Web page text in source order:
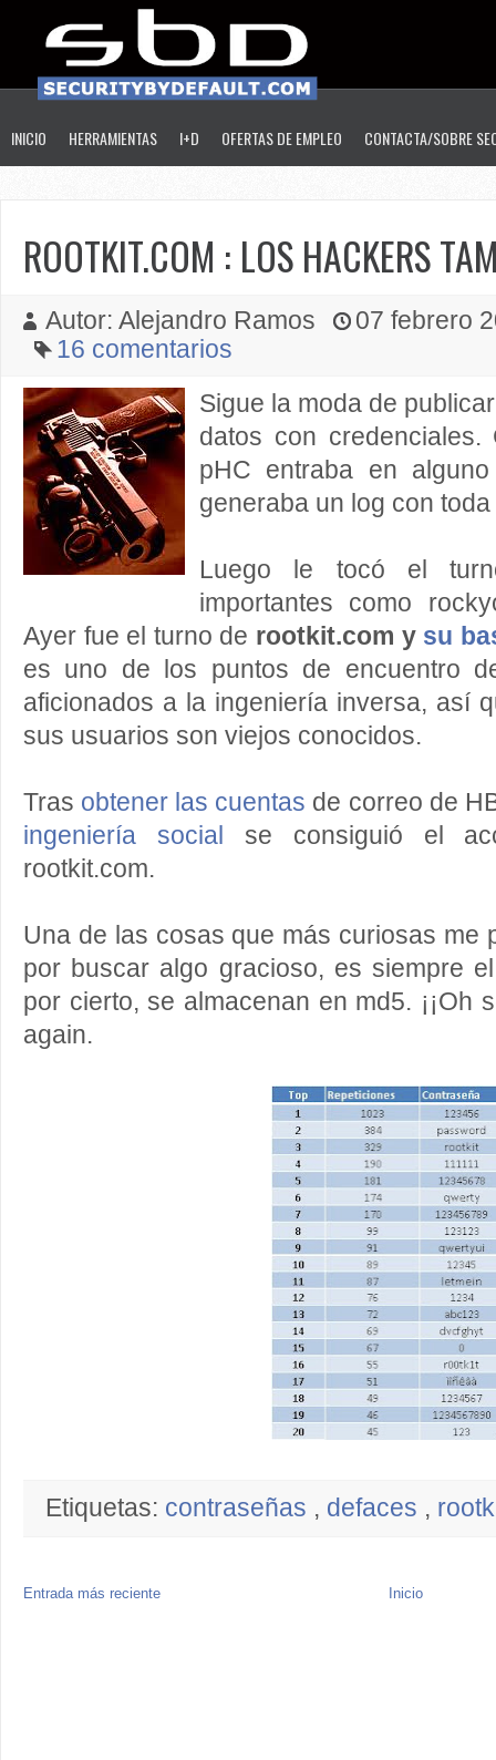
INICIO HERRAMIENTAS I+D OFERTAS DE EMPLEO CONTACTA/SOBRE
ROOTKIT.COM : LOS HACKERS
Autor: Alejandro Ramos
07 febrero
16 comentarios
Sigue la moda de
datos con
pHC entraba en
generaba un log con
Luego le tocó el
importantes como
Ayer fue el turno de rootkit.com y su
es uno de los puntos de encuentro
aficionados a la ingeniería inversa, así
sus usuarios son viejos conocidos.
Tras obtener las cuentas de correo de
ingeniería social
se consiguió el
rootkit.com.
Una de las cosas que más curiosas me
por buscar algo gracioso, es siempre
por cierto, se almacenan en md5. ¡¡Oh
again.
Etiquetas: contraseñas , defaces ,
Entrada más reciente Inicio